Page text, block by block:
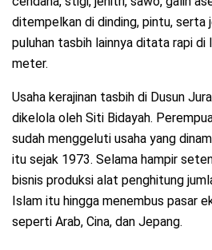
ditempelkan di dinding, pintu, serta
puluhan tasbih lainnya ditata rapi di
meter.
Usaha kerajinan tasbih di Dusun
dikelola oleh Siti Bidayah.
sudah menggeluti usaha yang
itu sejak 1973. Selama hampir
bisnis produksi alat penghitung
Islam itu hingga menembus pasar
seperti Arab, Cina, dan Jepang.